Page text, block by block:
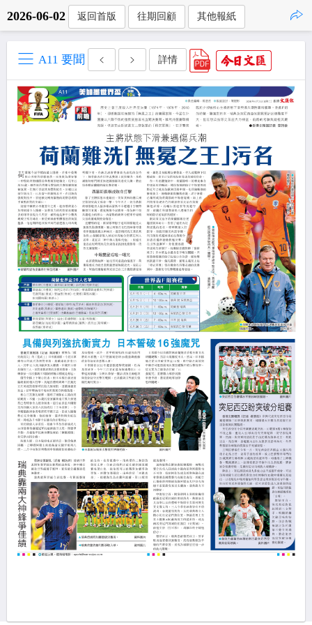
2026-06-02 返回首版 往期回顧 其他報紙
A11 要聞 詳情